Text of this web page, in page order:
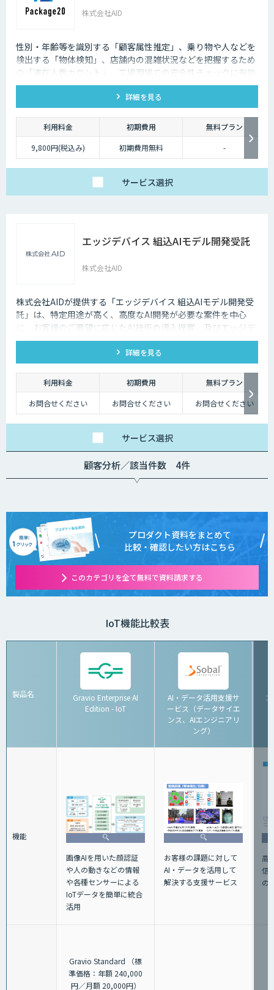
株式会社AID
性別・年齢等を識別する「顧客属性推定」、乗り物や人などを
検出する「物体検知」、店舗内の混雑状況などを把握するため
の「滞在人数カウント」、工場現場での安全性チェックに有効
な「ヘルメット検知」など、 様々な商用シーンで活用いただけ
るAIアルゴリズム20種をパッケージ化して提供しています。ご
利用は、ソラコム製AIカメラ「S+ Camera」にAIアルゴリズム
「Package20」をインストールいただくだけです。
詳細を見る
利用料金 初期費用
無料プラン
9,800円(税込み)
初期費用無料 -
サービス選択
エッジデバイス 組込AIモデル開発受託
株式会社AID
株式会社AIDが提供する「エッジデバイス 組込AIモデル開発受
託」は、特定用途が高く、高度なAI開発が必要な案件を中心
に、お客様のご要望に応じたAI技術の導入提案、及びエッジデ
バイス向けAIアルゴリズムの開発受託を行います。 Nvidia
Jetson、Raspberry Pi、Google Coral TPU、ソラコム S+
Camera、Panasonic Vieureka等、多様なエッジデバイスに対
応しており、可視光カメラに加え、赤外線、LiDARセンサーの
活用経験も豊富にございます。
詳細を見る
利用料金 初期費用
無料プラン
お問合せください
お問合せください お問合せください
サービス選択
顧客分析／該当件数 4件
プロダクト資料をまとめて
比較・確認したい方はこちら
このカテゴリを全て無料で資料請求する
IoT機能比較表
製品名
Gravio Enterprise AI
Edition - IoT
AI・データ活用支援サ
ービス（データサイエ
ンス、AIエンジニアリ
ング）
機能
画像AIを用いた顔認証
や人の動きなどの情報
や各種センサーによる
IoTデータを簡単に統合
活用
お客様の課題に対して
AI・データを活用して
解決する支援サービス
高
信
の
Gravio Standard （標
準価格：年額 240,000
円／月額 20,000円）